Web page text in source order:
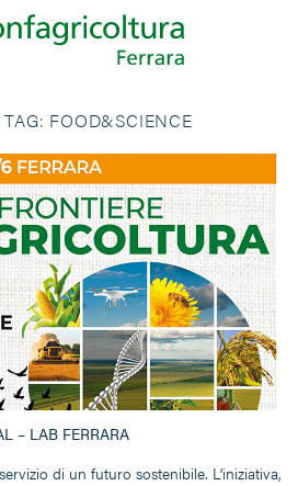
FOOD&SCIENCE
– LAB FERRARA
di un futuro sostenibile. L’iniziativa,